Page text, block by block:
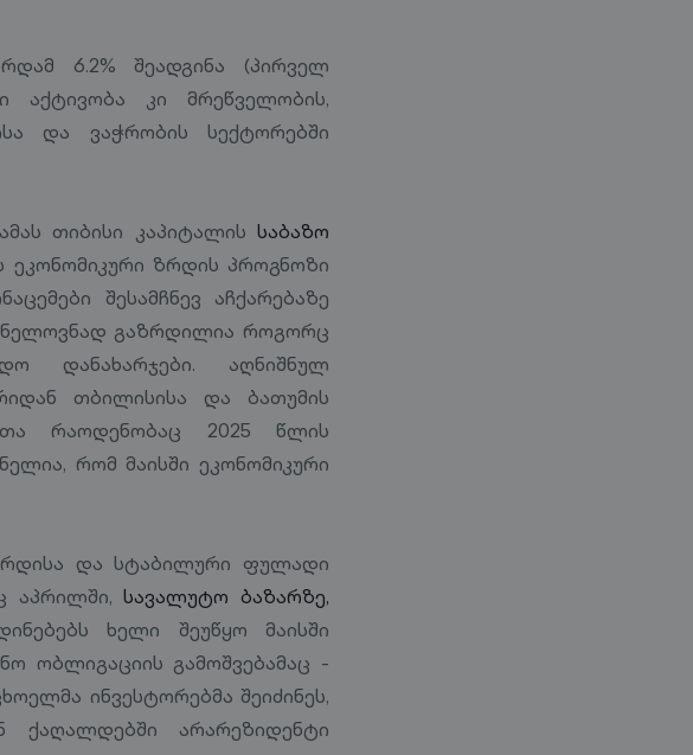
6.2% შეადგინა (პირველ
კი მრეწველობის,
და ვაჭრობის სექტორებში
თიბისი კაპიტალის საბაზო
ზრდის პროგნოზი
შესამჩნევ აჩქარებაზე
გაზრდილია როგორც
დანახარჯები. აღნიშნულ
თბილისისა და ბათუმის
რაოდენობაც 2025 წლის
რომ მაისში ეკონომიკური
და სტაბილური ფულადი
აპრილში,სავალუტო ბაზარზე,
ხელი შეუწყო მაისში
ობლიგაციის გამოშვებამაც -
ინვესტორებმა შეიძინეს,
არარეზიდენტი